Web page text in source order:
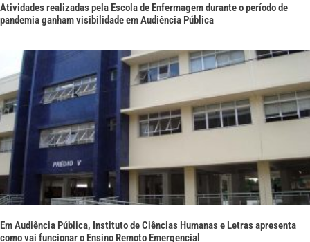
Atividades realizadas pela Escola de Enfermagem durante o período de
pandemia ganham visibilidade em Audiência Pública
Em Audiência Pública, Instituto de Ciências Humanas e Letras apresenta
como vai funcionar o Ensino Remoto Emergencial